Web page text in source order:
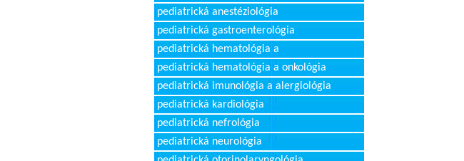
pediatrická anestéziológia
pediatrická gastroenterológia
pediatrická hematológia a
pediatrická hematológia a onkológia
pediatrická imunológia a alergiológia
pediatrická kardiológia
pediatrická nefrológia
pediatrická neurológia